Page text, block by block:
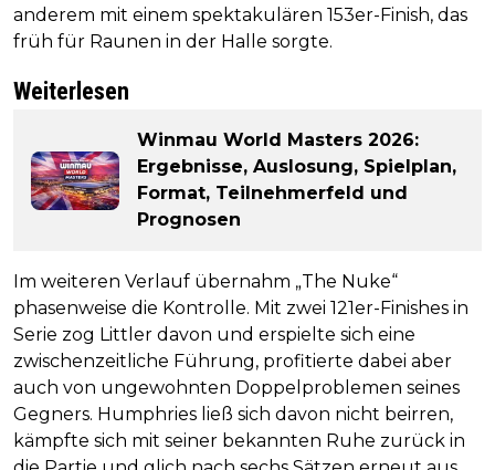
anderem mit einem spektakulären 153er-Finish, das
früh für Raunen in der Halle sorgte.
Weiterlesen
Winmau World Masters 2026:
Ergebnisse, Auslosung, Spielplan,
Format, Teilnehmerfeld und
Prognosen
Im weiteren Verlauf übernahm „The Nuke“
phasenweise die Kontrolle. Mit zwei 121er-Finishes in
Serie zog Littler davon und erspielte sich eine
zwischenzeitliche Führung, profitierte dabei aber
auch von ungewohnten Doppelproblemen seines
Gegners. Humphries ließ sich davon nicht beirren,
kämpfte sich mit seiner bekannten Ruhe zurück in